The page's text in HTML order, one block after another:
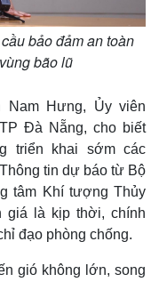
bảo đảm an toàn
bão lũ
Hưng, Ủy viên
Đà Nẵng, cho biết
triển khai sớm các
tin dự báo từ Bộ
tâm Khí tượng Thủy
giá là kịp thời, chính
đạo phòng chống.
gió không lớn, song